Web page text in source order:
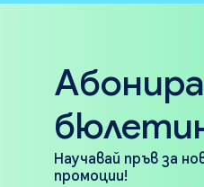
Научавай пръв за
промоции!